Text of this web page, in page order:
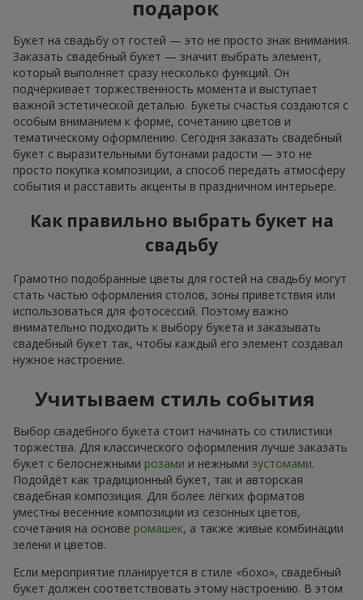
подарок
Букет на свадьбу от гостей — это не просто знак внимания.
Заказать свадебный букет — значит выбрать элемент,
который выполняет сразу несколько функций. Он
подчёркивает торжественность момента и выступает
важной эстетической деталью. Букеты счастья создаются с
особым вниманием к форме, сочетанию цветов и
тематическому оформлению. Сегодня заказать свадебный
букет с выразительными бутонами радости — это не
просто покупка композиции, а способ передать атмосферу
события и расставить акценты в праздничном интерьере.
Как правильно выбрать букет на
свадьбу
Грамотно подобранные цветы для гостей на свадьбу могут
стать частью оформления столов, зоны приветствия или
использоваться для фотосессий. Поэтому важно
внимательно подходить к выбору букета и заказывать
свадебный букет так, чтобы каждый его элемент создавал
нужное настроение.
Учитываем стиль события
Выбор свадебного букета стоит начинать со стилистики
торжества. Для классического оформления лучше заказать
букет с белоснежными розами и нежными эустомами.
Подойдёт как традиционный букет, так и авторская
свадебная композиция. Для более лёгких форматов
уместны весенние композиции из сезонных цветов,
сочетания на основе ромашек, а также живые комбинации
зелени и цветов.
Если мероприятие планируется в стиле «бохо», свадебный
букет должен соответствовать этому настроению. В этом